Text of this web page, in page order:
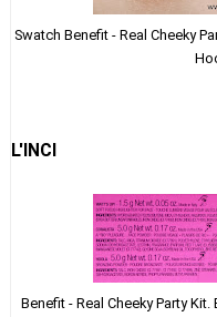
SwatchBenefit - Real Cheeky
L'INCI
Benefit - Real Cheeky Party